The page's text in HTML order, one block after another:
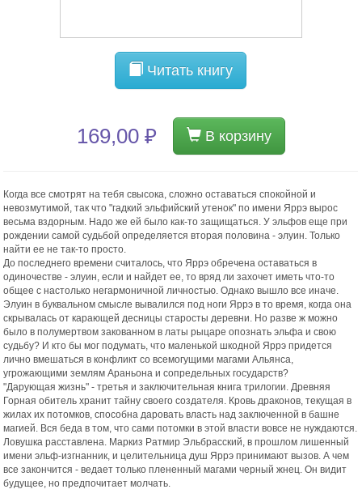
Читать книгу
169,00 ₽ В корзину
Когда все смотрят на тебя свысока, сложно оставаться спокойной и
невозмутимой, так что "гадкий эльфийский утенок" по имени Яррэ вырос
весьма вздорным. Надо же ей было как-то защищаться. У эльфов еще при
рождении самой судьбой определяется вторая половина - элуин. Только
найти ее не так-то просто.
До последнего времени считалось, что Яррэ обречена оставаться в
одиночестве - элуин, если и найдет ее, то вряд ли захочет иметь что-то
общее с настолько негармоничной личностью. Однако вышло все иначе.
Элуин в буквальном смысле вывалился под ноги Яррэ в то время, когда она
скрывалась от карающей десницы старосты деревни. Но разве ж можно
было в полумертвом закованном в латы рыцаре опознать эльфа и свою
судьбу? И кто бы мог подумать, что маленькой шкодной Яррэ придется
лично вмешаться в конфликт со всемогущими магами Альянса,
угрожающими землям Араньона и сопредельных государств?
"Дарующая жизнь" - третья и заключительная книга трилогии. Древняя
Горная обитель хранит тайну своего создателя. Кровь драконов, текущая в
жилах их потомков, способна даровать власть над заключенной в башне
магией. Вся беда в том, что сами потомки в этой власти вовсе не нуждаются.
Ловушка расставлена. Маркиз Ратмир Эльбрасский, в прошлом лишенный
имени эльф-изгнанник, и целительница душ Яррэ принимают вызов. А чем
все закончится - ведает только плененный магами черный жнец. Он видит
будущее, но предпочитает молчать.